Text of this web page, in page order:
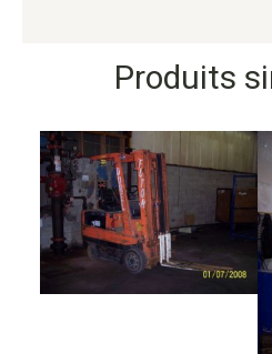
Produits